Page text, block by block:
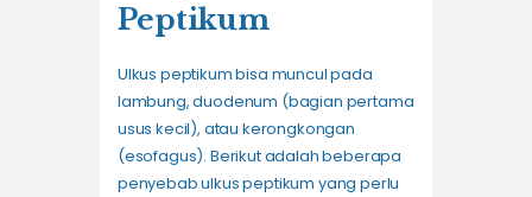
Peptikum
Ulkus peptikum bisa muncul pada
lambung, duodenum (bagian pertama
usus kecil), atau kerongkongan
(esofagus). Berikut adalah beberapa
penyebab ulkus peptikum yang perlu